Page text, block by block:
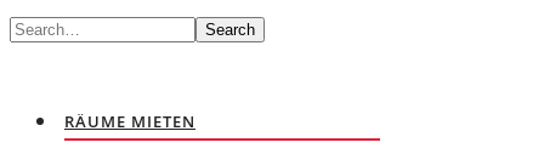
Search
RÄUME MIETEN